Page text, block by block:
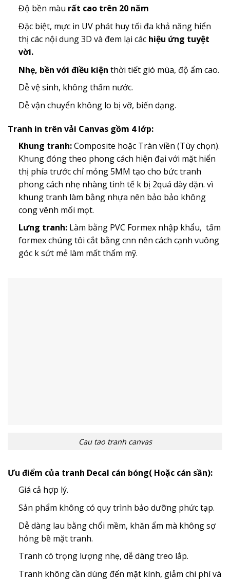
Độ bền màu rất cao trên 20 năm
Đặc biệt, mực in UV phát huy tối đa khả năng hiển
thị các nội dung 3D và đem lại các hiệu ứng tuyệt
vời.
Nhẹ, bền với điều kiện thời tiết gió mùa, độ ẩm cao.
Dễ vệ sinh, không thấm nước.
Dễ vận chuyển không lo bị vỡ, biến dạng.
Tranh in trên vải Canvas gồm 4 lớp:
Khung tranh:Composite hoặc Tràn viền (Tùy chọn).
Khung đóng theo phong cách hiện đại với mặt hiển
thị phía trước chỉ mỏng 5MM tạo cho bức tranh
phong cách nhẹ nhàng tinh tế k bị 2quá dày dặn. vì
khung tranh làm bằng nhựa nên bảo bảo không
cong vênh mối mọt.
Lưng tranh:Làm bằng PVC Formex nhập khẩu, tấm
formex chúng tôi cắt bằng cnn nên cách cạnh vuông
góc k sứt mẻ làm mất thẩm mỹ.
Cau tao tranh canvas
Ưu điểm của tranh Decal cán bóng( Hoặc cán sần):
Giá cả hợp lý.
Sản phẩm không có quy trình bảo dưỡng phức tạp.
Dễ dàng lau bằng chổi mềm, khăn ẩm mà không sợ
hỏng bề mặt tranh.
Tranh có trọng lượng nhẹ, dễ dàng treo lắp.
Tranh không cần dùng đến mặt kính, giảm chi phí và